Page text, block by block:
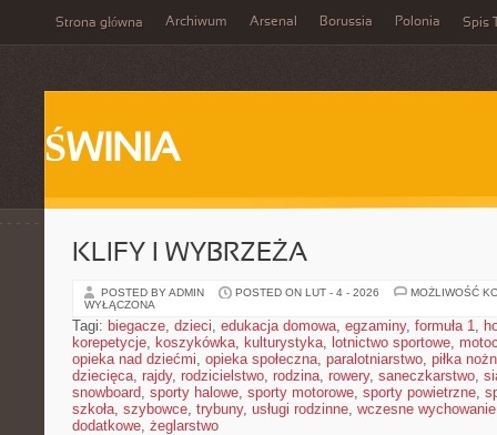
Strona główna Archiwum Arsenal Borussia Polonia Spis
ŚWINIA
KLIFY I WYBRZEŻA
POSTED BY ADMIN POSTED ON LUT - 4 - 2026
MOŻLIWOŚĆ
WYŁĄCZONA
Tagi: biegacze, dzieci, edukacja domowa, egzaminy, formuła 1,
korepetycje, koszykówka, kulturystyka, lotnictwo sportowe,
opieka nad dziećmi, opieka społeczna, paralotniarstwo, piłka
dziecięca, rajdy, rodzicielstwo, rodzina, rowery, saneczkarstwo,
snowboard, sporty halowe, sporty motorowe, sporty powietrzne,
szkoła, szybowce, trybuny, usługi rodzinne, wczesne wychowanie
dodatkowe, żeglarstwo